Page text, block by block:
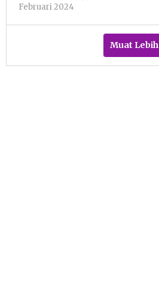
Februari 2024
Primanto
Muat Lebih